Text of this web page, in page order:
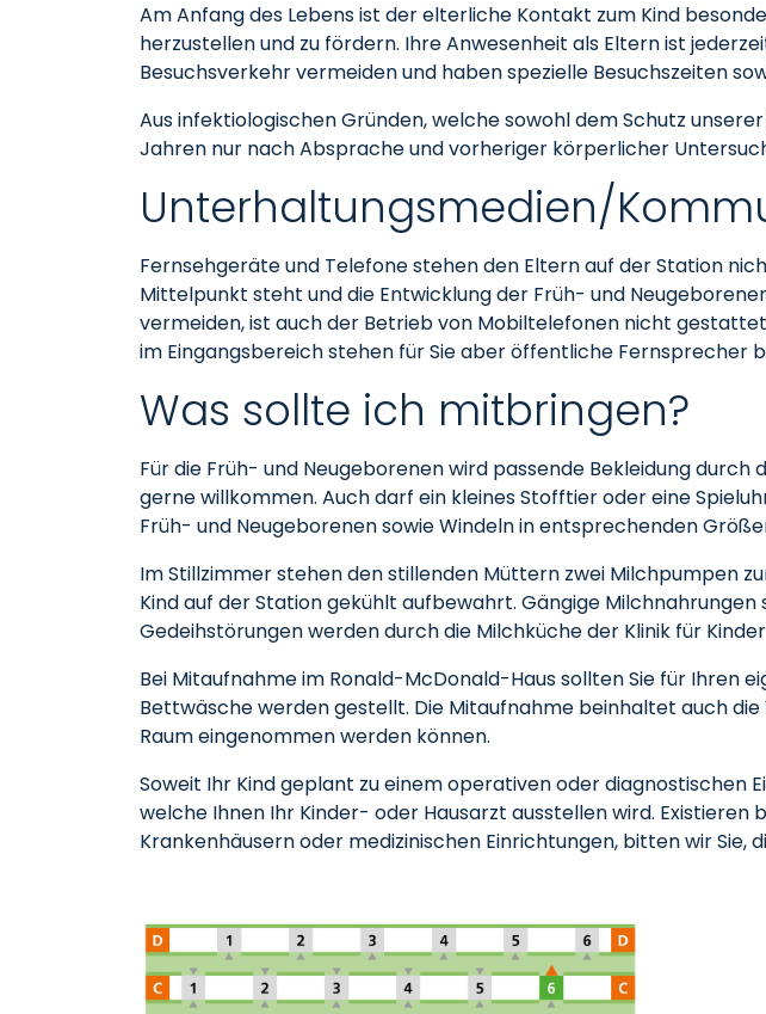
Am Anfang des Lebens ist der elterliche Kontakt zum Kind
herzustellen und zu fördern. Ihre Anwesenheit als Eltern ist
Besuchsverkehr vermeiden und haben spezielle Besuchszeiten
Aus infektiologischen Gründen, welche sowohl dem Schutz
Jahren nur nach Absprache und vorheriger körperlicher
Unterhaltungsmedien/
Fernsehgeräte und Telefone stehen den Eltern auf der Station
Mittelpunkt steht und die Entwicklung der Früh- und
vermeiden, ist auch der Betrieb von Mobiltelefonen nicht
im Eingangsbereich stehen für Sie aber öffentliche Fernsprecher
Was sollte ich mitbringen?
Für die Früh- und Neugeborenen wird passende Bekleidung
gerne willkommen. Auch darf ein kleines Stofftier oder eine
Früh- und Neugeborenen sowie Windeln in entsprechenden
Im Stillzimmer stehen den stillenden Müttern zwei Milchpumpen
Kind auf der Station gekühlt aufbewahrt. Gängige
Gedeihstörungen werden durch die Milchküche der Klinik für
Bei Mitaufnahme im Ronald-McDonald-Haus sollten Sie für Ihren
Bettwäsche werden gestellt. Die Mitaufnahme beinhaltet auch
Raum eingenommen werden können.
Soweit Ihr Kind geplant zu einem operativen oder diagnostischen
welche Ihnen Ihr Kinder- oder Hausarzt ausstellen wird.
Krankenhäusern oder medizinischen Einrichtungen, bitten wir Sie,